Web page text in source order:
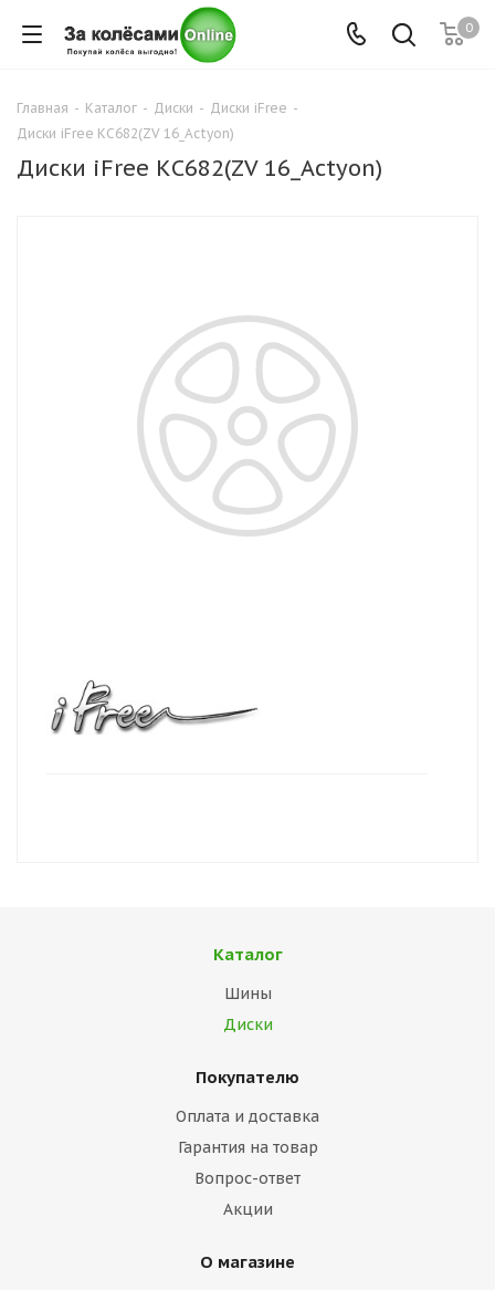
0
Главная - Каталог - Диски - Диски iFree -
Диски iFree КС682(ZV 16_Actyon)
Диски iFree КС682(ZV 16_Actyon)
Каталог
Шины
Диски
Покупателю
Оплата и доставка
Гарантия на товар
Вопрос-ответ
Акции
О магазине